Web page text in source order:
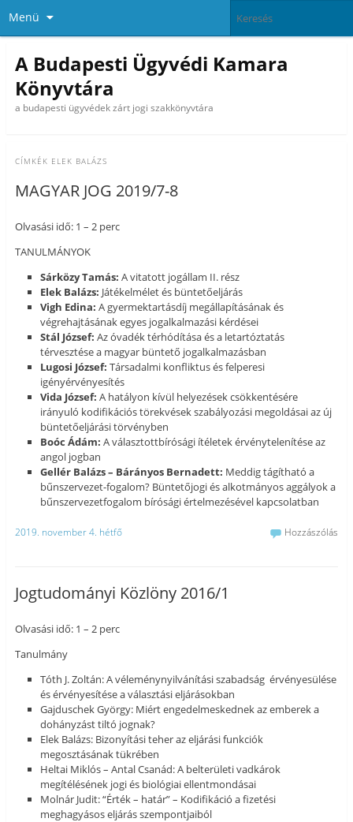
Menü
A Budapesti Ügyvédi Kamara
Könyvtára
a budapesti ügyvédek zárt jogi szakkönyvtára
CÍMKÉK ELEK BALÁZS
MAGYAR JOG 2019/7-8
Olvasási idő: 1 – 2 perc
TANULMÁNYOK
Sárközy Tamás: A vitatott jogállam II. rész
Elek Balázs: Játékelmélet és büntetőeljárás
Vigh Edina: A gyermektartásdíj megállapításának és
végrehajtásának egyes jogalkalmazási kérdései
Stál József: Az óvadék térhódítása és a letartóztatás
térvesztése a magyar büntető jogalkalmazásban
Lugosi József: Társadalmi konfliktus és felperesi
igényérvényesítés
Vida József: A hatályon kívül helyezések csökkentésére
irányuló kodifikációs törekvések szabályozási megoldásai az új
büntetőeljárási törvényben
Boóc Ádám: A választottbírósági ítéletek érvénytelenítése az
angol jogban
Gellér Balázs – Bárányos Bernadett: Meddig tágítható a
bűnszervezet-fogalom? Büntetőjogi és alkotmányos aggályok a
bűnszervezetfogalom bírósági értelmezésével kapcsolatban
2019. november 4. hétfő Hozzászólás
Jogtudományi Közlöny 2016/1
Olvasási idő: 1 – 2 perc
Tanulmány
Tóth J. Zoltán: A véleménynyilvánítási szabadság érvényesülése
és érvényesítése a választási eljárásokban
Gajduschek György: Miért engedelmeskednek az emberek a
dohányzást tiltó jognak?
Elek Balázs: Bizonyítási teher az eljárási funkciók
megosztásának tükrében
Heltai Miklós – Antal Csanád: A belterületi vadkárok
megítélésének jogi és biológiai ellentmondásai
Molnár Judit: “Érték – határ” – Kodifikáció a fizetési
meghagyásos eljárás szempontjaiból